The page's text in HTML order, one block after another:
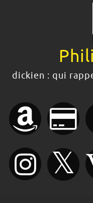
dickien : qui